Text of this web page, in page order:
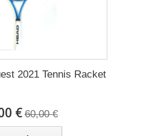
2021 Tennis Racket
€ 60,00 €